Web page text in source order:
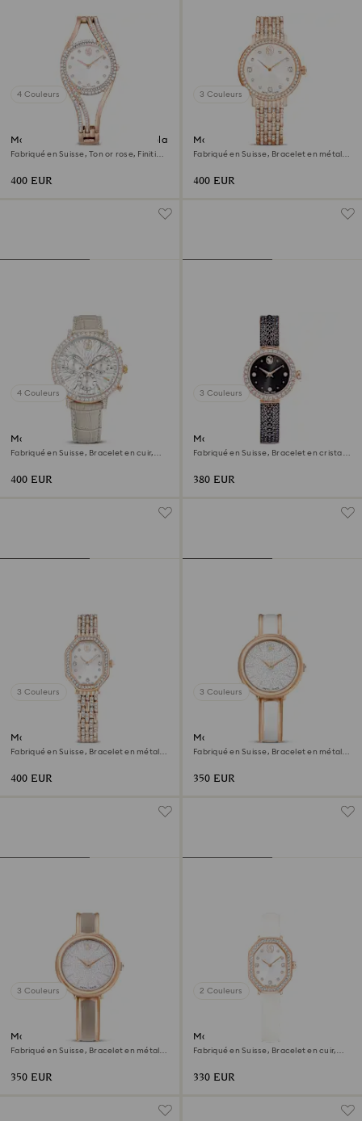
4 Couleurs
Montre bracelet-jonc Hyperbola
Fabriqué en Suisse, Ton or rose, Finition
400 EUR
3 Couleurs
Montre Imber
Fabriqué en Suisse, Bracelet en métal,
400 EUR
4 Couleurs
Montre Matrix tennis chrono
Fabriqué en Suisse, Bracelet en cuir,
400 EUR
3 Couleurs
Montre Matrix pearl bangle
Fabriqué en Suisse, Bracelet en cristal,
380 EUR
3 Couleurs
Montre Dextera octagon
Fabriqué en Suisse, Bracelet en métal,
400 EUR
3 Couleurs
Montre Crystalline bangle
Fabriqué en Suisse, Bracelet en métal,
350 EUR
3 Couleurs
Montre Crystalline bangle
Fabriqué en Suisse, Bracelet en métal,
350 EUR
2 Couleurs
Montre Dextera octagon
Fabriqué en Suisse, Bracelet en cuir,
330 EUR